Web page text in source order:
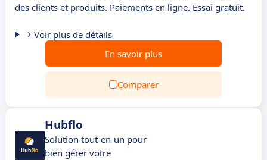
des clients et produits. Paiements en ligne. Essai gratuit.
Voir plus de détails
En savoir plus
Comparer
Hubflo
Solution tout-en-un pour
bien gérer votre